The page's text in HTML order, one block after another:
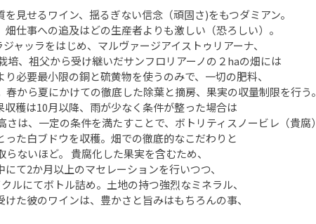
見せるワイン、揺るぎない信念（頑固さ)をもつダミアン。
仕事への追及はどの生産者よりも激しい（恐ろしい）。
ャッラをはじめ、マルヴァージアイストゥリアーナ、
、祖父から受け継いだサンフロリアーノの２haの畑には
必要最小限の銅と硫黄物を使うのみで、一切の肥料、
から夏にかけての徹底した除葉と摘房、果実の収量制限を行う。
穫は10月以降、雨が少なく条件が整った場合は
は、一定の条件を満たすことで、ボトリティスノービレ（貴腐）
た白ブドウを収穫。畑での徹底的なこだわりと
ないほど。 貴腐化した果実を含むため、
て2か月以上のマセレーションを行いつつ、
ルにてボトル詰め。土地の持つ強烈なミネラル、
た彼のワインは、豊かさと旨みはもちろんの事、